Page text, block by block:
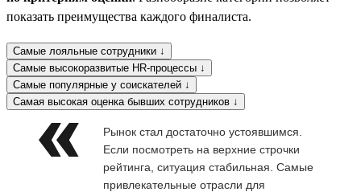
показать преимущества каждого финалиста.
Самые лояльные сотрудники ↓
Самые высокоразвитые HR-процессы ↓
Самые популярные у соискателей ↓
Самая высокая оценка бывших сотрудников ↓
Рынок стал достаточно устоявшимся.
Если посмотреть на верхние строчки
рейтинга, ситуация стабильная. Самые
привлекательные отрасли для